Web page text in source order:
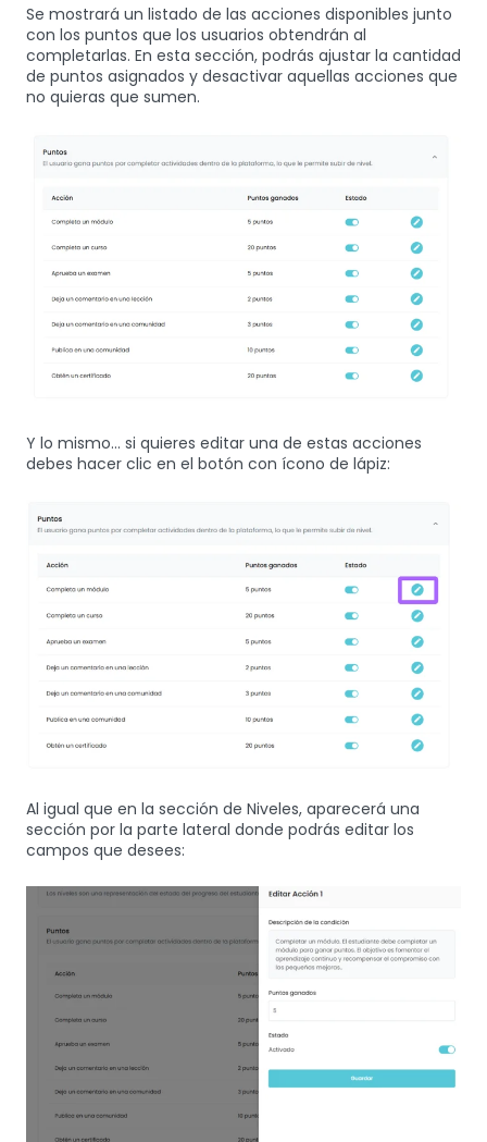
Se mostrará un listado de las acciones disponibles junto
con los puntos que los usuarios obtendrán al
completarlas. En esta sección, podrás ajustar la cantidad
de puntos asignados y desactivar aquellas acciones que
no quieras que sumen.
Y lo mismo... si quieres editar una de estas acciones
debes hacer clic en el botón con ícono de lápiz:
Al igual que en la sección de Niveles, aparecerá una
sección por la parte lateral donde podrás editar los
campos que desees: